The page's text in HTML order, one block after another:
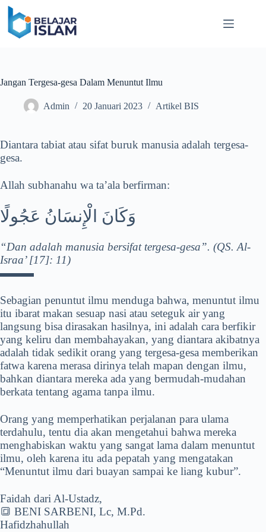
Skip
content
Jangan Tergesa-gesa Dalam Menuntut Ilmu
Admin 20 Januari 2023 Artikel BIS
Diantara tabiat atau sifat buruk manusia adalah tergesa-
gesa.
Allah subhanahu wa ta’ala berfirman:
وَكَانَ الْإِنسَانُ عَجُولًا
“Dan adalah manusia bersifat tergesa-gesa”. (QS. Al-
Israa’ [17]: 11)
▬▬▬
Sebagian penuntut ilmu menduga bahwa, menuntut ilmu
itu ibarat makan sesuap nasi atau seteguk air yang
langsung bisa dirasakan hasilnya, ini adalah cara berfikir
yang keliru dan membahayakan, yang diantara akibatnya
adalah tidak sedikit orang yang tergesa-gesa memberikan
fatwa karena merasa dirinya telah mapan dengan ilmu,
bahkan diantara mereka ada yang bermudah-mudahan
berkata tentang agama tanpa ilmu.
Orang yang memperhatikan perjalanan para ulama
terdahulu, tentu dia akan mengetahui bahwa mereka
menghabiskan waktu yang sangat lama dalam menuntut
ilmu, oleh karena itu ada pepatah yang mengatakan
“Menuntut ilmu dari buayan sampai ke liang kubur”.
Faidah dari Al-Ustadz,
🔳 BENI SARBENI, Lc, M.Pd.
Hafidzhahullah